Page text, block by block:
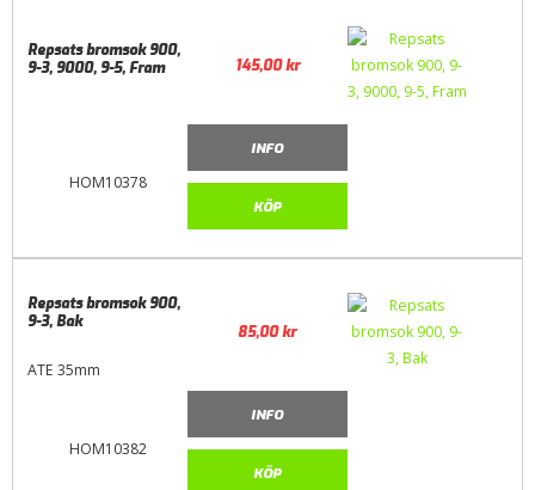
HOM10378
Repsats bromsok 900,
9-3, 9000, 9-5, Fram
145,00kr
INFO
KÖP
HOM10382
Repsats bromsok 900,
9-3, Bak
ATE 35mm
85,00kr
INFO
KÖP